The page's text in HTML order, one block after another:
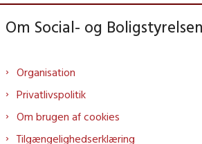
Om Social- og Boligstyrelsen
Organisation
Privatlivspolitik
Om brugen af cookies
Tilgængelighedserklæring